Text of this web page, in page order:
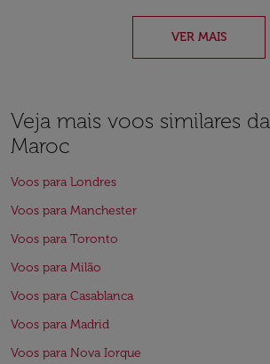
VER MAIS
Veja mais voos similares
Maroc
Voos para Londres
Voos para Manchester
Voos para Toronto
Voos para Milão
Voos para Casablanca
Voos para Madrid
Voos para Nova Iorque